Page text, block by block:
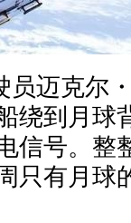
员迈克尔
绕到月球
信号。整
只有月球